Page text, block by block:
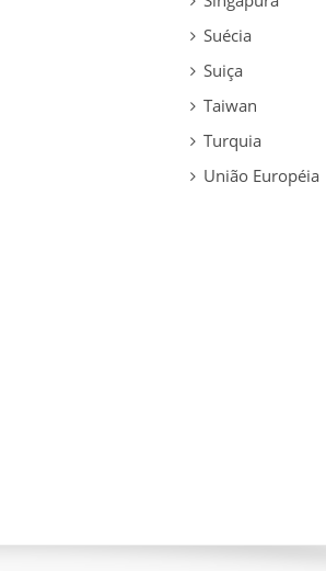
Suécia
Suiça
Taiwan
Turquia
União Européia